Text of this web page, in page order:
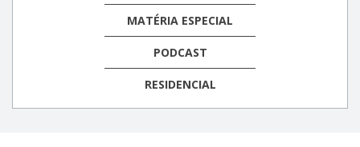
MATÉRIA ESPECIAL
PODCAST
RESIDENCIAL